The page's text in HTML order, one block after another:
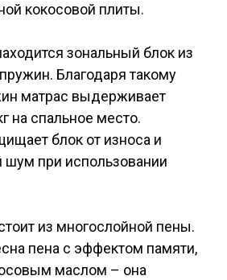
кокосовой плиты.
зональный блок из
Благодаря такому
матрас выдерживает
на спальное место.
блок от износа и
шум при использовании
из многослойной пены.
пена с эффектом памяти,
маслом – она